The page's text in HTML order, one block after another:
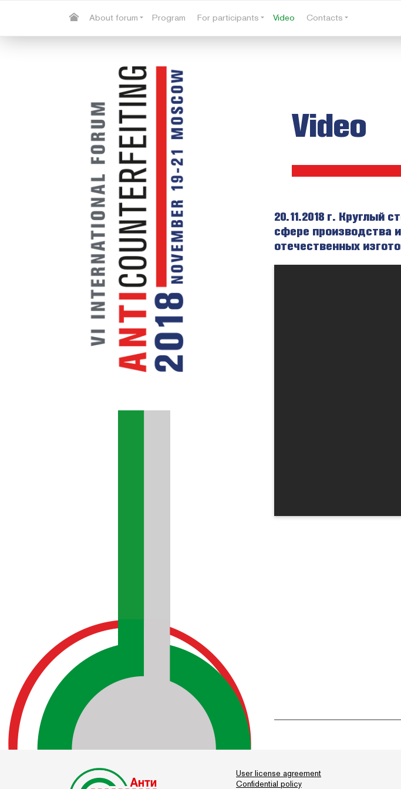
About forum Program For participants Video Contacts
Video
20.11.2018 г. Круглый
сфере производства
отечественных
User license agreement
Confidential policy